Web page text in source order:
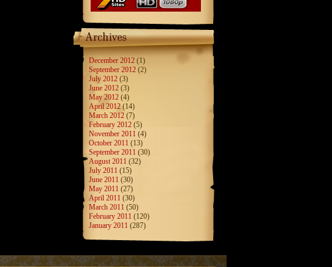
December 2012 (1)
September 2012 (2)
July 2012 (3)
June 2012 (3)
May 2012 (4)
April 2012 (14)
March 2012 (7)
February 2012 (5)
November 2011 (4)
October 2011 (13)
September 2011 (30)
August 2011 (32)
July 2011 (15)
June 2011 (30)
May 2011 (27)
April 2011 (30)
March 2011 (50)
February 2011 (120)
January 2011 (287)